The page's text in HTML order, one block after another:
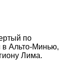
по
в Альто-Минью,
Лима.